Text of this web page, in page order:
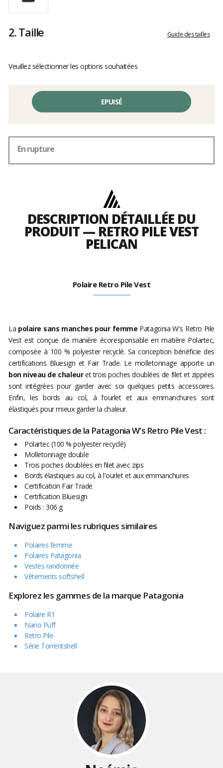
2.Taille Guide des tailles
Veuillez sélectionner les options souhaitées
EPUISÉ
En rupture
DESCRIPTION DÉTAILLÉE DU
PRODUIT — RETRO PILE VEST
PELICAN
Polaire Retro Pile Vest
La polaire sans manches pour femme Patagonia W's Retro Pile
Vest est conçue de manière écoresponsable en matière Polartec,
composée à 100 % polyester recyclé. Sa conception bénéficie des
certifications Bluesign et Fair Trade. Le molletonnage apporte un
bon niveau de chaleuret trois poches doublées de filet et zippées
sont intégrées pour garder avec soi quelques petits accessoires.
Enfin, les bords au col, à l’ourlet et aux emmanchures sont
élastiqués pour mieux garder la chaleur.
Caractéristiques de la Patagonia W's Retro Pile Vest :
Polartec (100 % polyester recyclé)
Molletonnage double
Trois poches doublées en filet avec zips
Bords élastiques au col, à l'ourlet et aux emmanchures
Certification Fair Trade
Certification Bluesign
Poids : 306 g
Naviguez parmi les rubriques similaires
Polaires femme
Polaires Patagonia
Vestes randonnée
Vêtements softshell
Explorez les gammes de la marque Patagonia
Polaire R1
Nano Puff
Retro Pile
Série Torrentshell